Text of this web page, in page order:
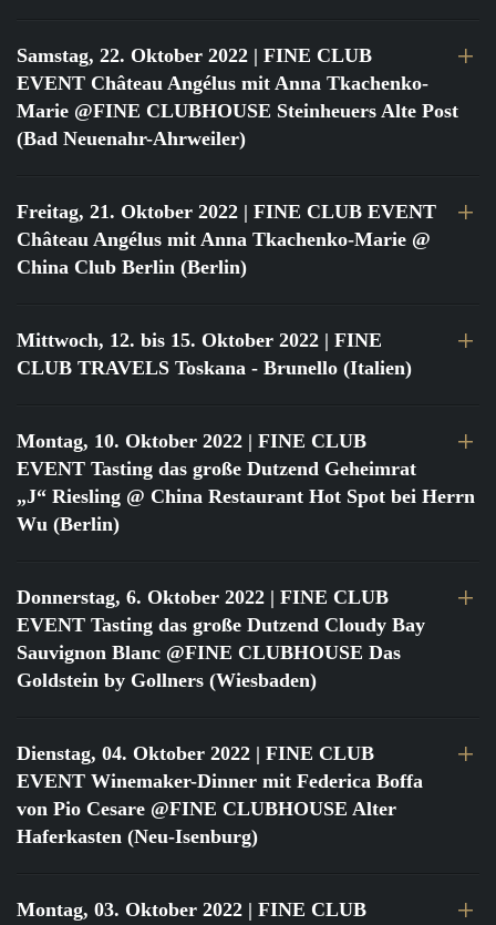
Samstag, 22. Oktober 2022 | FINE CLUB
EVENT Château Angélus mit Anna Tkachenko-
Marie @FINE CLUBHOUSE Steinheuers Alte Post
(Bad Neuenahr-Ahrweiler)
Freitag, 21. Oktober 2022 | FINE CLUB EVENT
Château Angélus mit Anna Tkachenko-Marie @
China Club Berlin (Berlin)
Mittwoch, 12. bis 15. Oktober 2022 | FINE
CLUB TRAVELS Toskana - Brunello (Italien)
Montag, 10. Oktober 2022 | FINE CLUB
EVENT Tasting das große Dutzend Geheimrat
„J“ Riesling @ China Restaurant Hot Spot bei Herrn
Wu (Berlin)
Donnerstag, 6. Oktober 2022 | FINE CLUB
EVENT Tasting das große Dutzend Cloudy Bay
Sauvignon Blanc @FINE CLUBHOUSE Das
Goldstein by Gollners (Wiesbaden)
Dienstag, 04. Oktober 2022 | FINE CLUB
EVENT Winemaker-Dinner mit Federica Boffa
von Pio Cesare @FINE CLUBHOUSE Alter
Haferkasten (Neu-Isenburg)
Montag, 03. Oktober 2022 | FINE CLUB